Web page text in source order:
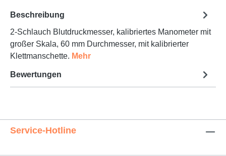
Beschreibung
2-Schlauch Blutdruckmesser, kalibriertes Manometer mit
großer Skala, 60 mm Durchmesser, mit kalibrierter
Klettmanschette. Mehr
Bewertungen
Service-Hotline